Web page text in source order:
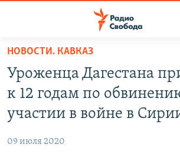
упрощенного
доступа
Вернуться
основному
Вернутся
ПОДКАСТЫ
АВТОРСКИЕ ПРОЕКТЫ
МНЕНИЯ
НОВОСТИ. КАВКАЗ
Уроженца Дагестана
к 12 годам по
участии в войне в
09 июля 2020